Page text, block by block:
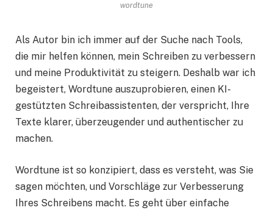
wordtune
Als Autor bin ich immer auf der Suche nach Tools,
die mir helfen können, mein Schreiben zu verbessern
und meine Produktivität zu steigern. Deshalb war ich
begeistert, Wordtune auszuprobieren, einen KI-
gestützten Schreibassistenten, der verspricht, Ihre
Texte klarer, überzeugender und authentischer zu
machen.
Wordtune ist so konzipiert, dass es versteht, was Sie
sagen möchten, und Vorschläge zur Verbesserung
Ihres Schreibens macht. Es geht über einfache